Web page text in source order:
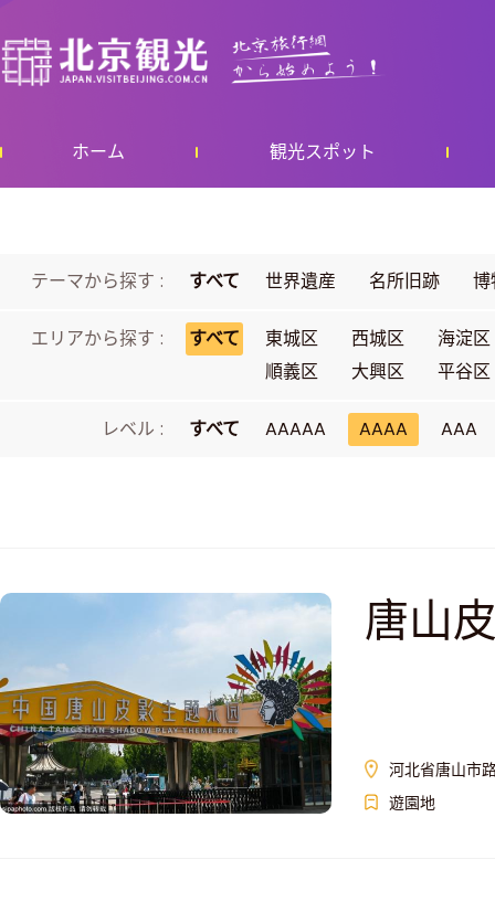
ホーム 観光スポット
テーマから探す : すべて 世界遺産 名所旧跡
エリアから探す : すべて 東城区 西城区
海淀区
順義区
大興区 平谷区
レベル : すべて AAAAA AAAA AAA
唐山
河北省唐山市
遊園地